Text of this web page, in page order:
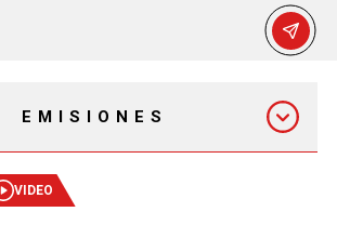
EMISIONES
EMISIÓN 12:30 PM
VIDEO